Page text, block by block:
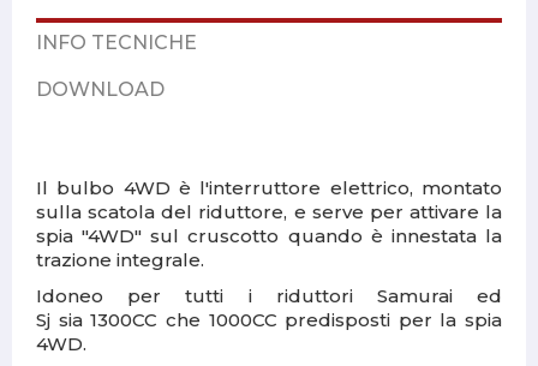
INFO TECNICHE
DOWNLOAD
Il bulbo 4WD è l'interruttore elettrico, montato
sulla scatola del riduttore, e serve per attivare la
spia "4WD" sul cruscotto quando è innestata la
trazione integrale.
Idoneo per tutti i riduttori Samurai ed
Sj sia 1300CC che 1000CC predisposti per la spia
4WD.